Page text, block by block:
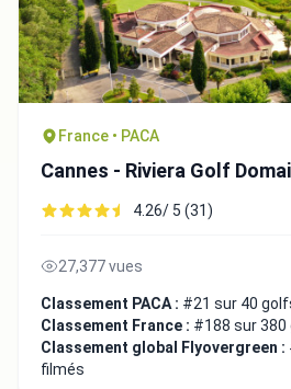
France • PACA
Cannes - Riviera Golf
4.26/ 5 (31)
27,377 vues
Classement PACA : #21 sur 40
Classement France : #188 sur
Classement global Flyovergreen :
filmés